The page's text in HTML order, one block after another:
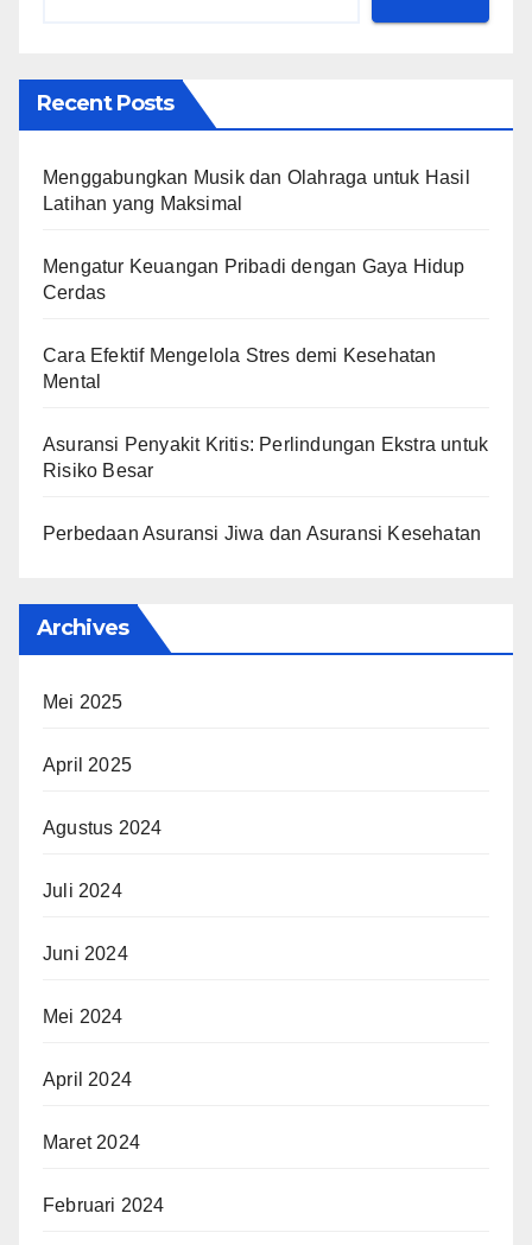
Recent Posts
Menggabungkan Musik dan Olahraga untuk Hasil
Latihan yang Maksimal
Mengatur Keuangan Pribadi dengan Gaya Hidup
Cerdas
Cara Efektif Mengelola Stres demi Kesehatan
Mental
Asuransi Penyakit Kritis: Perlindungan Ekstra untuk
Risiko Besar
Perbedaan Asuransi Jiwa dan Asuransi Kesehatan
Archives
Mei 2025
April 2025
Agustus 2024
Juli 2024
Juni 2024
Mei 2024
April 2024
Maret 2024
Februari 2024